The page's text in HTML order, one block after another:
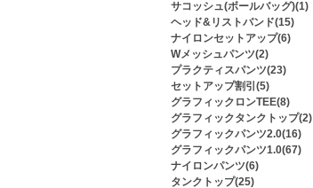
サコッシュ(ボールバッグ)(1)
ヘッド&リストバンド(15)
ナイロンセットアップ(6)
Wメッシュパンツ(2)
プラクティスパンツ(23)
セットアップ割引(5)
グラフィックロンTEE(8)
グラフィックタンクトップ(2)
グラフィックパンツ2.0(16)
グラフィックパンツ1.0(67)
ナイロンパンツ(6)
タンクトップ(25)